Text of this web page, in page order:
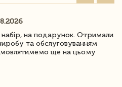
набір, на подарунок. Отримали
та обслуговуванням
ще на цьому